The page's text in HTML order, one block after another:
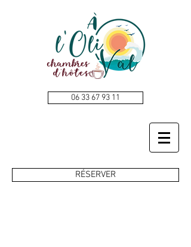
06 33 67 93 11
RÉSERVER